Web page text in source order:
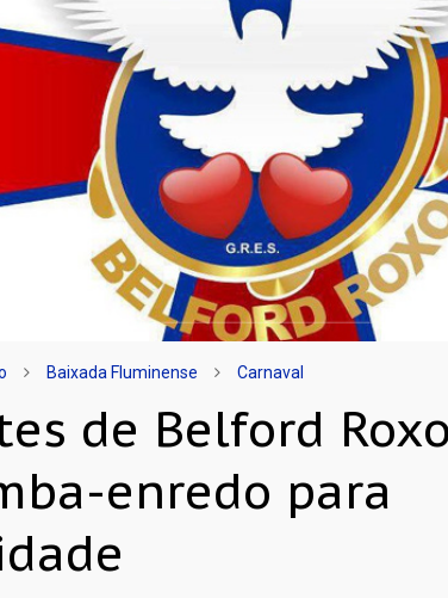
Baixada Fluminense Carnaval
de Belford
enredo para